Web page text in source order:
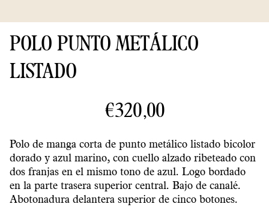
POLO PUNTO METÁLICO
LISTADO
€320,00
Polo de manga corta de punto metálico listado bicolor
dorado y azul marino, con cuello alzado ribeteado con
dos franjas en el mismo tono de azul. Logo bordado
en la parte trasera superior central. Bajo de canalé.
Abotonadura delantera superior de cinco botones.